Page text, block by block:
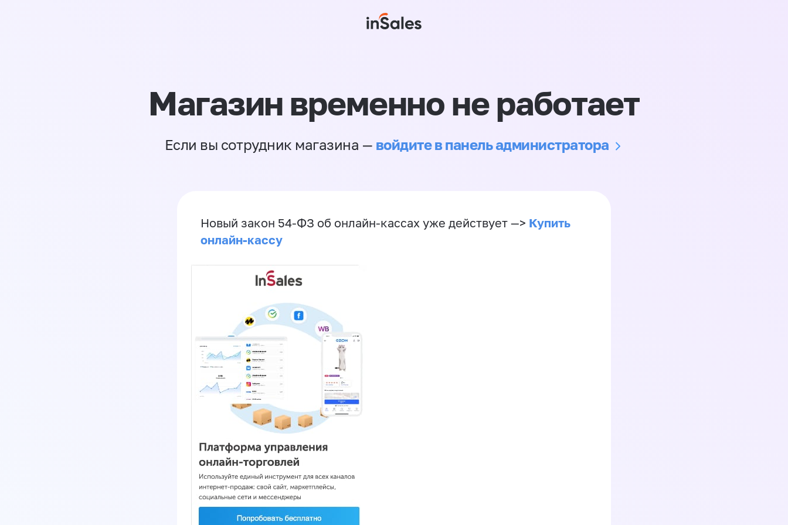
Магазин временно не работает
Если вы сотрудник магазина — войдите в панель администратора
Новый закон 54-ФЗ об онлайн-кассах уже действует —> Купить
онлайн-кассу